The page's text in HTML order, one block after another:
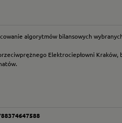
algorytmów bilansowych
Elektrociepłowni